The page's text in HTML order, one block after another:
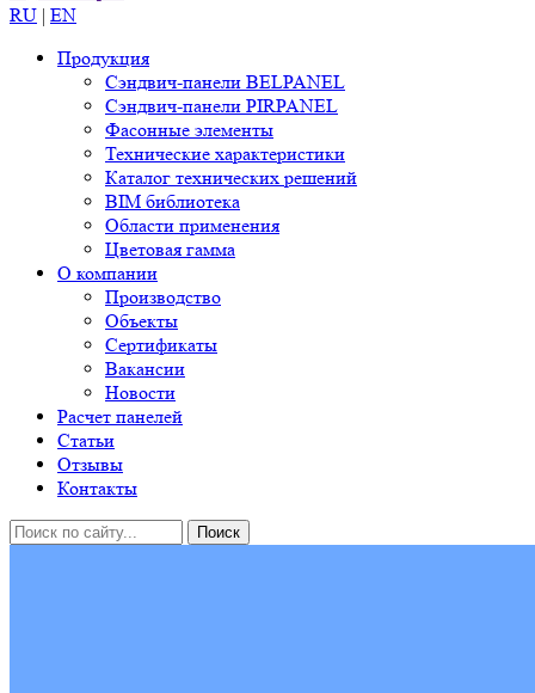
RU | EN
Продукция
Сэндвич-панели BELPANEL
Сэндвич-панели PIRPANEL
Фасонные элементы
Технические характеристики
Каталог технических решений
BIM библиотека
Области применения
Цветовая гамма
О компании
Производство
Объекты
Сертификаты
Вакансии
Новости
Расчет панелей
Статьи
Отзывы
Контакты